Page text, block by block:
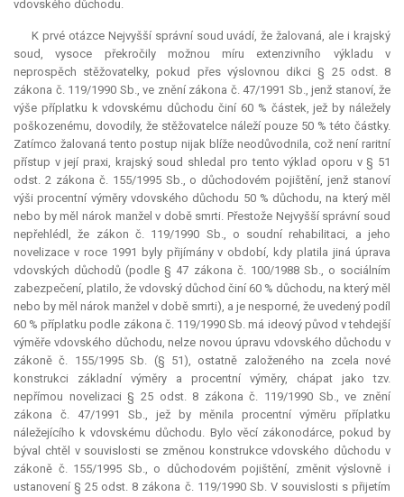
vdovského důchodu.
K prvé otázce Nejvyšší správní soud uvádí, že žalovaná, ale i krajský
soud, vysoce překročily možnou míru extenzivního výkladu v
neprospěch stěžovatelky, pokud přes výslovnou dikci § 25 odst. 8
zákona č. 119/1990 Sb., ve znění zákona č. 47/1991 Sb., jenž stanoví, že
výše příplatku k vdovskému důchodu činí 60 % částek, jež by náležely
poškozenému, dovodily, že stěžovatelce náleží pouze 50 % této částky.
Zatímco žalovaná tento postup nijak blíže neodůvodnila, což není raritní
přístup v její praxi, krajský soud shledal pro tento výklad oporu v § 51
odst. 2 zákona č. 155/1995 Sb., o důchodovém pojištění, jenž stanoví
výši procentní výměry vdovského důchodu 50 % důchodu, na který měl
nebo by měl nárok manžel v době smrti. Přestože Nejvyšší správní soud
nepřehlédl, že zákon č. 119/1990 Sb., o soudní rehabilitaci, a jeho
novelizace v roce 1991 byly přijímány v období, kdy platila jiná úprava
vdovských důchodů (podle § 47 zákona č. 100/1988 Sb., o sociálním
zabezpečení, platilo, že vdovský důchod činí 60 % důchodu, na který měl
nebo by měl nárok manžel v době smrti), a je nesporné, že uvedený podíl
60 % příplatku podle zákona č. 119/1990 Sb. má ideový původ v tehdejší
výměře vdovského důchodu, nelze novou úpravu vdovského důchodu v
zákoně č. 155/1995 Sb. (§ 51), ostatně založeného na zcela nové
konstrukci základní výměry a procentní výměry, chápat jako tzv.
nepřímou novelizaci § 25 odst. 8 zákona č. 119/1990 Sb., ve znění
zákona č. 47/1991 Sb., jež by měnila procentní výměru příplatku
náležejícího k vdovskému důchodu. Bylo věcí zákonodárce, pokud by
býval chtěl v souvislosti se změnou konstrukce vdovského důchodu v
zákoně č. 155/1995 Sb., o důchodovém pojištění, změnit výslovně i
ustanovení § 25 odst. 8 zákona č. 119/1990 Sb. V souvislosti s přijetím